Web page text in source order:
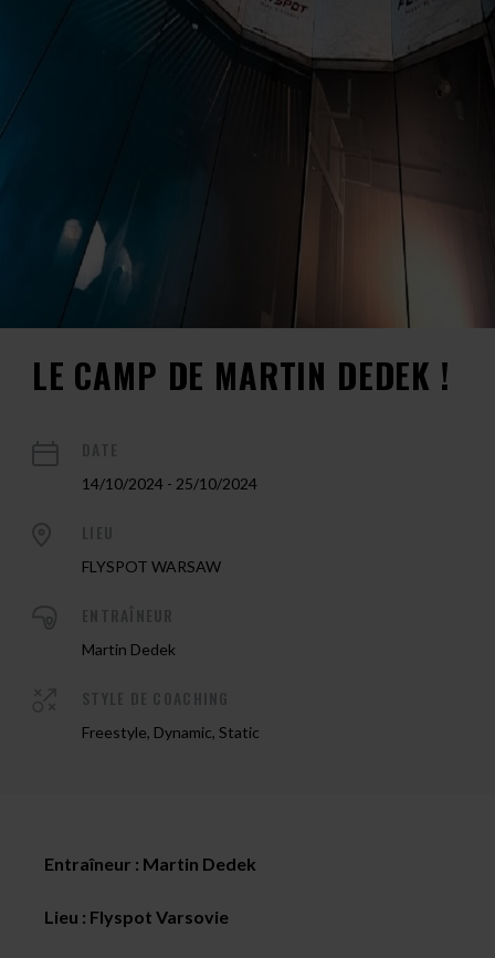
LE CAMP DE MARTIN DEDEK !
14/10/2024 - 25/10/2024
FLYSPOT WARSAW
Martin Dedek
Freestyle, Dynamic, Static
Entraîneur : Martin Dedek
Lieu : Flyspot Varsovie